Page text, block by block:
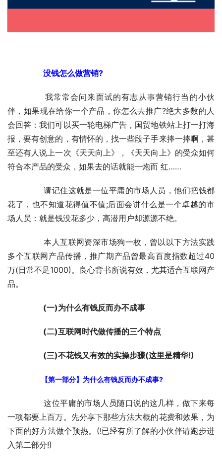
没钱怎么做营销?
伴，如果现在给你一个产品，你怎么去推广?绝大多数的人
会回答：我们可以买一轮电梯广告，国贸地铁站上打一打海
报，要有创意的，有情怀的，找一些段子手来捧一捧啊，甚
至还有人说上一次《天天向上》，《天天向上》的受众如何
符合本产品的受众，如果去的话就能一炮而 红……
花了，也不知道花得值不值;后面会讲什么是一个卓越的市
场人员：就是钱没花多少，高潜用户却源源不绝。
多个互联网产品传播，推广期产品曾最高百度指数超过40
万(日常不足1000)。良心背书所说有效，尤其适合互联网产
品。
(一)为什么有钱反而办不成事
(二)互联网时代做传播的三个特点
(三)不花钱又有效的实操步骤(这里是精华!)
【第一部分】为什么有钱反而办不成事?
一项都要上百万。先分享下那些方法大概的花费和效果，为
下面的好方法做个预热。(!已经有所了解的小伙伴请跑步进
入第二部分!)